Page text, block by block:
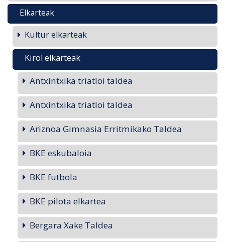
Elkarteak
Kultur elkarteak
Kirol elkarteak
Antxintxika triatloi taldea
Antxintxika triatloi taldea
Ariznoa Gimnasia Erritmikako Taldea
BKE eskubaloia
BKE futbola
BKE pilota elkartea
Bergara Xake Taldea